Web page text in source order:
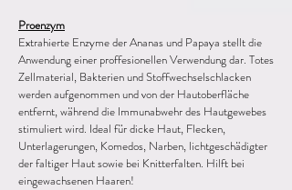
Proenzym
Extrahierte Enzyme der Ananas und Papaya stellt die
Anwendung einer proffesionellen Verwendung dar. Totes
Zellmaterial, Bakterien und Stoffwechselschlacken
werden aufgenommen und von der Hautoberfläche
entfernt, während die Immunabwehr des Hautgewebes
stimuliert wird. Ideal für dicke Haut, Flecken,
Unterlagerungen, Komedos, Narben, lichtgeschädigter
der faltiger Haut sowie bei Knitterfalten. Hilft bei
eingewachsenen Haaren!